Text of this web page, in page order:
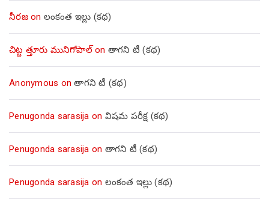
నీరజon లంకంత ఇల్లు (కథ)
చిట్ట త్తూరు మునిగోపాల్on తాగని టీ (కథ)
Anonymous onతాగని టీ (కథ)
Penugonda sarasija on విషమ పరీక్ష (క‌థ‌)
Penugonda sarasija on తాగని టీ (కథ)
Penugonda sarasija on లంకంత ఇల్లు (కథ)